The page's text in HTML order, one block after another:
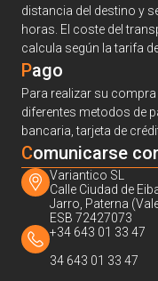
distancia del destino y
horas. El coste del
calcula según la tarifa
Pago
Para realizar su
diferentes metodos de
bancaria, tarjeta de
Comunicarse
Variantico SL
Calle Ciudad de
Jarro, Paterna
ESB 72427073
+34 643 01 33 47
34 643 01 33 47